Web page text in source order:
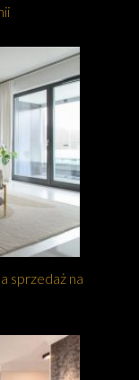
sprzedaż na